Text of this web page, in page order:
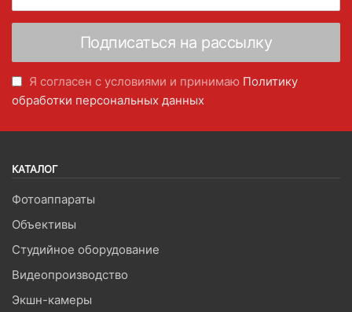
Я согласен с условиями и принимаю Политику
обработки персональных данных
КАТАЛОГ
Фотоаппараты
Объективы
Студийное оборудование
Видеопроизводство
Экшн-камеры